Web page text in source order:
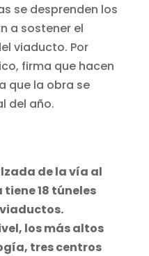
se desprenden los
a sostener el
viaducto. Por
firma que hacen
que la obra se
del año.
de la vía al
18 túneles
viaductos.
los más altos
tres centros